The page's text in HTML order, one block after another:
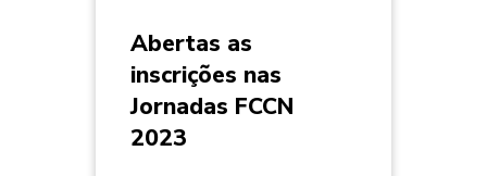
Abertas as
inscrições nas
Jornadas FCCN
2023